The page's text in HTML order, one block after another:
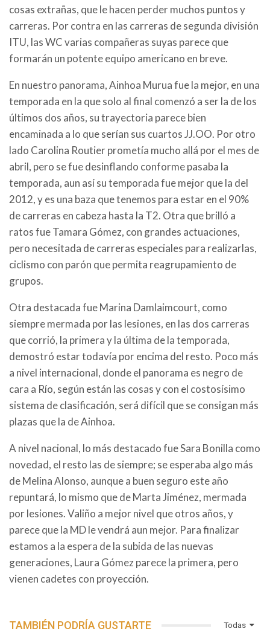
cosas extrañas, que le hacen perder muchos puntos y
carreras. Por contra en las carreras de segunda división
ITU, las WC varias compañeras suyas parece que
formarán un potente equipo americano en breve.
En nuestro panorama, Ainhoa Murua fue la mejor, en una
temporada en la que solo al final comenzó a ser la de los
últimos dos años, su trayectoria parece bien
encaminada a lo que serían sus cuartos JJ.OO. Por otro
lado Carolina Routier prometía mucho allá por el mes de
abril, pero se fue desinflando conforme pasaba la
temporada, aun así su temporada fue mejor que la del
2012, y es una baza que tenemos para estar en el 90%
de carreras en cabeza hasta la T2. Otra que brilló a
ratos fue Tamara Gómez, con grandes actuaciones,
pero necesitada de carreras especiales para realizarlas,
ciclismo con parón que permita reagrupamiento de
grupos.
Otra destacada fue Marina Damlaimcourt, como
siempre mermada por las lesiones, en las dos carreras
que corrió, la primera y la última de la temporada,
demostró estar todavía por encima del resto. Poco más
a nivel internacional, donde el panorama es negro de
cara a Río, según están las cosas y con el costosísimo
sistema de clasificación, será difícil que se consigan más
plazas que la de Ainhoa.
A nivel nacional, lo más destacado fue Sara Bonilla como
novedad, el resto las de siempre; se esperaba algo más
de Melina Alonso, aunque a buen seguro este año
repuntará, lo mismo que de Marta Jiménez, mermada
por lesiones. Valiño a mejor nivel que otros años, y
parece que la MD le vendrá aun mejor. Para finalizar
estamos a la espera de la subida de las nuevas
generaciones, Laura Gómez parece la primera, pero
vienen cadetes con proyección.
Todas
TAMBIÉN PODRÍA GUSTARTE